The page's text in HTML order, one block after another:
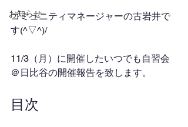
お知らせ
コミュニティマネージャーの古岩井で
す(^▽^)/
11/3（月）に開催したいつでも自習会
＠日比谷の開催報告を致します。
目次